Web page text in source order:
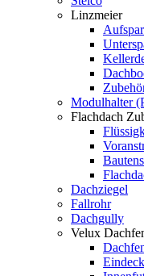
Linzmeier
Modulhalter
Flachdach
Dachziegel
Fallrohr
Dachgully
Velux